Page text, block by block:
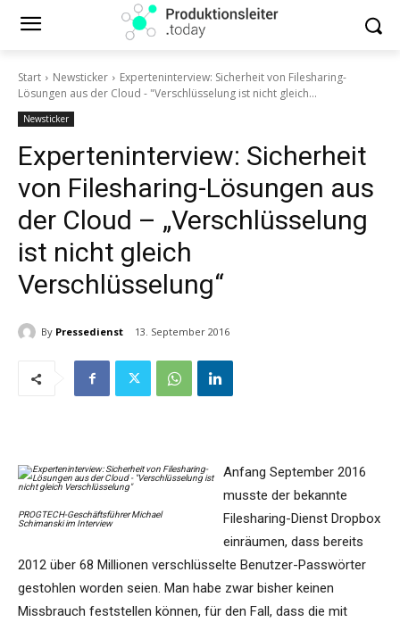
Start Newsticker
Experteninterview: Sicherheit von Filesharing-
Lösungen aus der Cloud - "Verschlüsselung ist nicht gleich...
Newsticker
Experteninterview: Sicherheit
von Filesharing-Lösungen aus
der Cloud – „Verschlüsselung
ist nicht gleich
Verschlüsselung“
By Pressedienst 13. September 2016
PROGTECH-Geschäftsführer Michael
Schimanski im Interview
Anfang September 2016
musste der bekannte
Filesharing-Dienst Dropbox
einräumen, dass bereits
2012 über 68 Millionen verschlüsselte Benutzer-Passwörter
gestohlen worden seien. Man habe zwar bisher keinen
Missbrauch feststellen können, für den Fall, dass die mit